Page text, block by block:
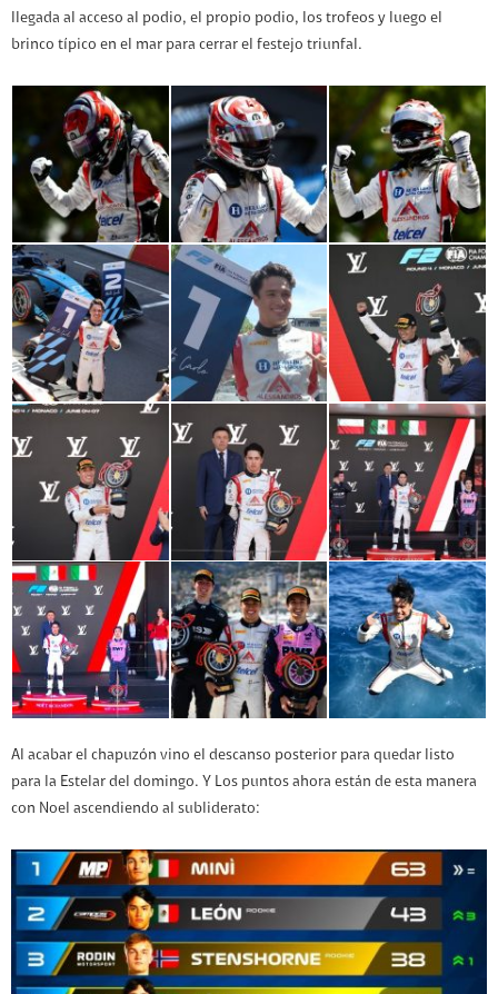
llegada al acceso al podio, el propio podio, los trofeos y luego el
brinco típico en el mar para cerrar el festejo triunfal.
Al acabar el chapuzón vino el descanso posterior para quedar listo
para la Estelar del domingo. Y Los puntos ahora están de esta manera
con Noel ascendiendo al subliderato: